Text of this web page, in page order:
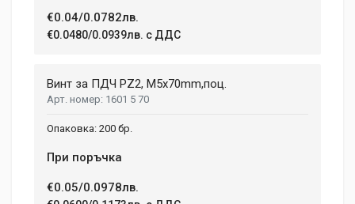
€0.04/0.0782лв.
€0.0480/0.0939лв. с ДДС
Винт за ПДЧ PZ2, M5x70mm,поц.
1601 5 70
200 бр.
При поръчка
€0.05/0.0978лв.